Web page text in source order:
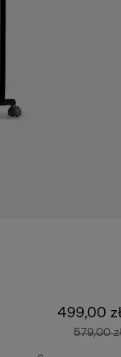
499,00
579,00